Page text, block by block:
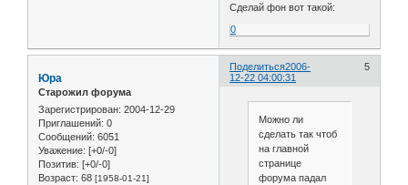
Сделай фон вот такой:
0
Поделиться 5
2006-
12-22 04:00:31
Юра
Старожил форума
Зарегистрирован: 2004-12-29
Приглашений: 0
Сообщений: 6051
Уважение: [+0/-0]
Позитив: [+0/-0]
Возраст: 68 [1958-01-21]
Можно ли
сделать так чтоб
на главной
странице
форума падал